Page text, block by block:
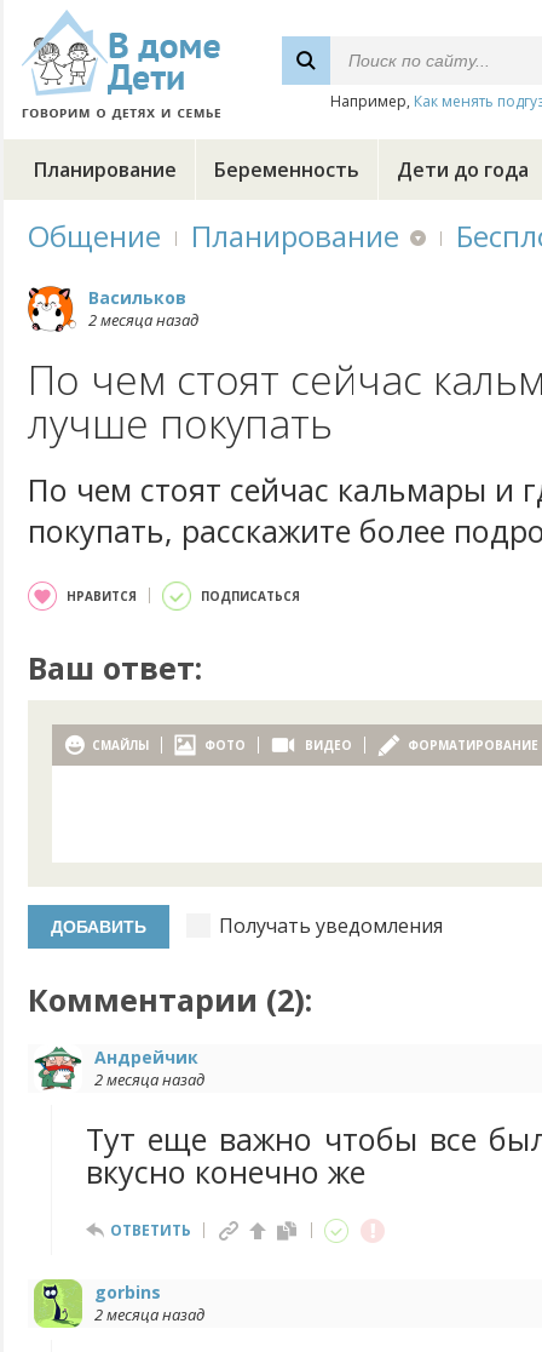
Например, Как менять
Планирование Беременность Дети до года
Общение Планирование
Васильков
2 месяца назад
По чем стоят сейчас
лучше покупать
По чем стоят сейчас кальмары и
покупать, расскажите более
НРАВИТСЯ ПОДПИСАТЬСЯ
Ваш ответ:
СМАЙЛЫ ФОТО ВИДЕО ФОРМАТИРОВАНИЕ
Получать уведомления
Комментарии (2):
Андрейчик
2 месяца назад
Тут еще важно чтобы все
вкусно конечно же
ОТВЕТИТЬ
gorbins
2 месяца назад